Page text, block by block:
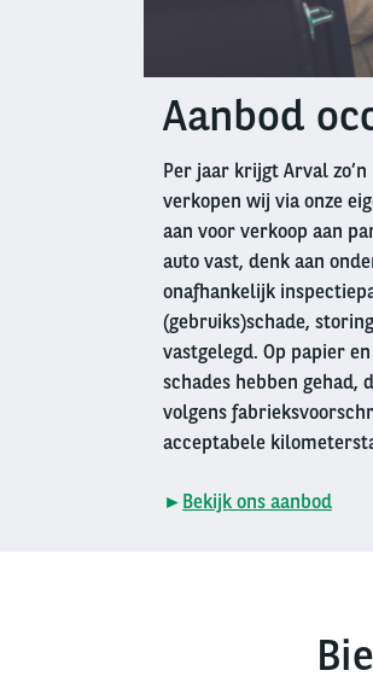
columnAanbod
Per jaar krijgt Arval zo’n
verkopen wij via onze
aan voor verkoop aan
auto vast, denk aan
onafhankelijk
(gebruiks)schade,
vastgelegd. Op papier
schades hebben gehad,
volgens
acceptabele
► Bekijk ons aanbod